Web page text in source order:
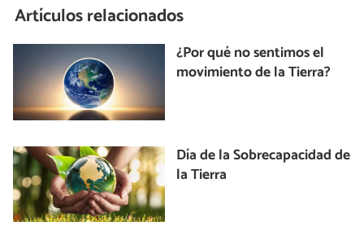
Artículos relacionados
¿Por qué no sentimos el
movimiento de la Tierra?
Día de la Sobrecapacidad de
la Tierra